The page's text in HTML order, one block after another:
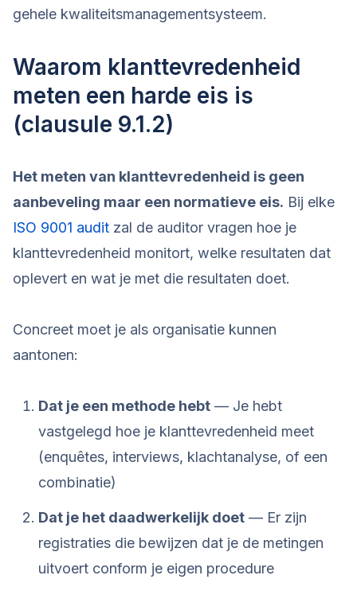
gehele kwaliteitsmanagementsysteem.
Waarom klanttevredenheid
meten een harde eis is
(clausule 9.1.2)
Het meten van klanttevredenheid is geen
aanbeveling maar een normatieve eis. Bij elke
ISO 9001 audit zal de auditor vragen hoe je
klanttevredenheid monitort, welke resultaten dat
oplevert en wat je met die resultaten doet.
Concreet moet je als organisatie kunnen
aantonen:
Dat je een methode hebt — Je hebt
vastgelegd hoe je klanttevredenheid meet
(enquêtes, interviews, klachtanalyse, of een
combinatie)
Dat je het daadwerkelijk doet — Er zijn
registraties die bewijzen dat je de metingen
uitvoert conform je eigen procedure